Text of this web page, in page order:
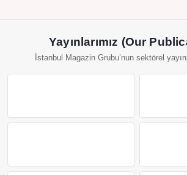
Yayınlarımız (Our
İstanbul Magazin Grubu’nun sektörel